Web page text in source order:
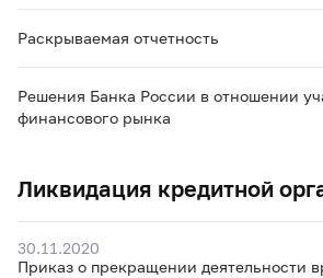
Раскрываемая отчетность
Решения Банка России в отношении
финансового рынка
Ликвидация кредитной
30.11.2020
Приказ о прекращении деятельности